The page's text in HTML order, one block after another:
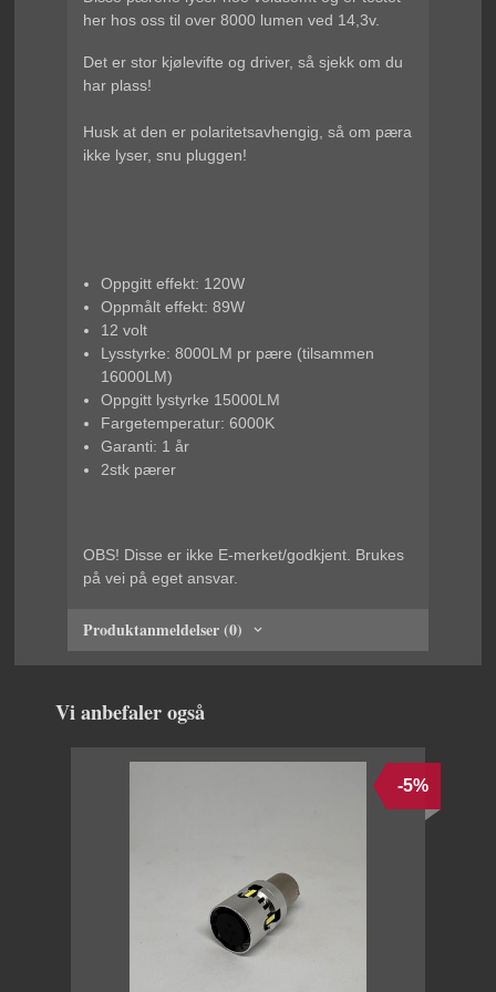
her hos oss til over 8000 lumen ved 14,3v.
Det er stor kjølevifte og driver, så sjekk om du
har plass!
Husk at den er polaritetsavhengig, så om pæra
ikke lyser, snu pluggen!
Oppgitt effekt: 120W
Oppmålt effekt: 89W
12 volt
Lysstyrke: 8000LM pr pære (tilsammen
16000LM)
Oppgitt lystyrke 15000LM
Fargetemperatur: 6000K
Garanti: 1 år
2stk pærer
OBS! Disse er ikke E-merket/godkjent. Brukes
på vei på eget ansvar.
Produktanmeldelser (0)
Vi anbefaler også
-5%